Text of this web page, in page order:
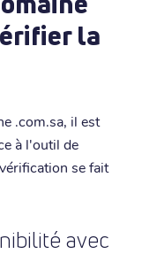
la
.com.sa, il est
à l'outil de
se fait
avec